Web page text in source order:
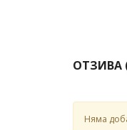
ОТЗИВА
Няма